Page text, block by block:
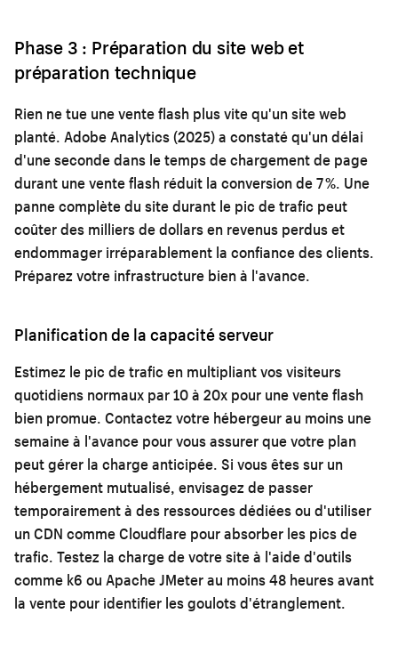
Phase 3 : Préparation du site web et
préparation technique
Rien ne tue une vente flash plus vite qu'un site web
planté. Adobe Analytics (2025) a constaté qu'un délai
d'une seconde dans le temps de chargement de page
durant une vente flash réduit la conversion de 7 %. Une
panne complète du site durant le pic de trafic peut
coûter des milliers de dollars en revenus perdus et
endommager irréparablement la confiance des clients.
Préparez votre infrastructure bien à l'avance.
Planification de la capacité serveur
Estimez le pic de trafic en multipliant vos visiteurs
quotidiens normaux par 10 à 20x pour une vente flash
bien promue. Contactez votre hébergeur au moins une
semaine à l'avance pour vous assurer que votre plan
peut gérer la charge anticipée. Si vous êtes sur un
hébergement mutualisé, envisagez de passer
temporairement à des ressources dédiées ou d'utiliser
un CDN comme Cloudflare pour absorber les pics de
trafic. Testez la charge de votre site à l'aide d'outils
comme k6 ou Apache JMeter au moins 48 heures avant
la vente pour identifier les goulots d'étranglement.